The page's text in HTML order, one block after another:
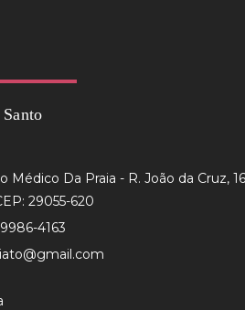
Médico Da Praia - R. João da Cruz,
29055-620
4163